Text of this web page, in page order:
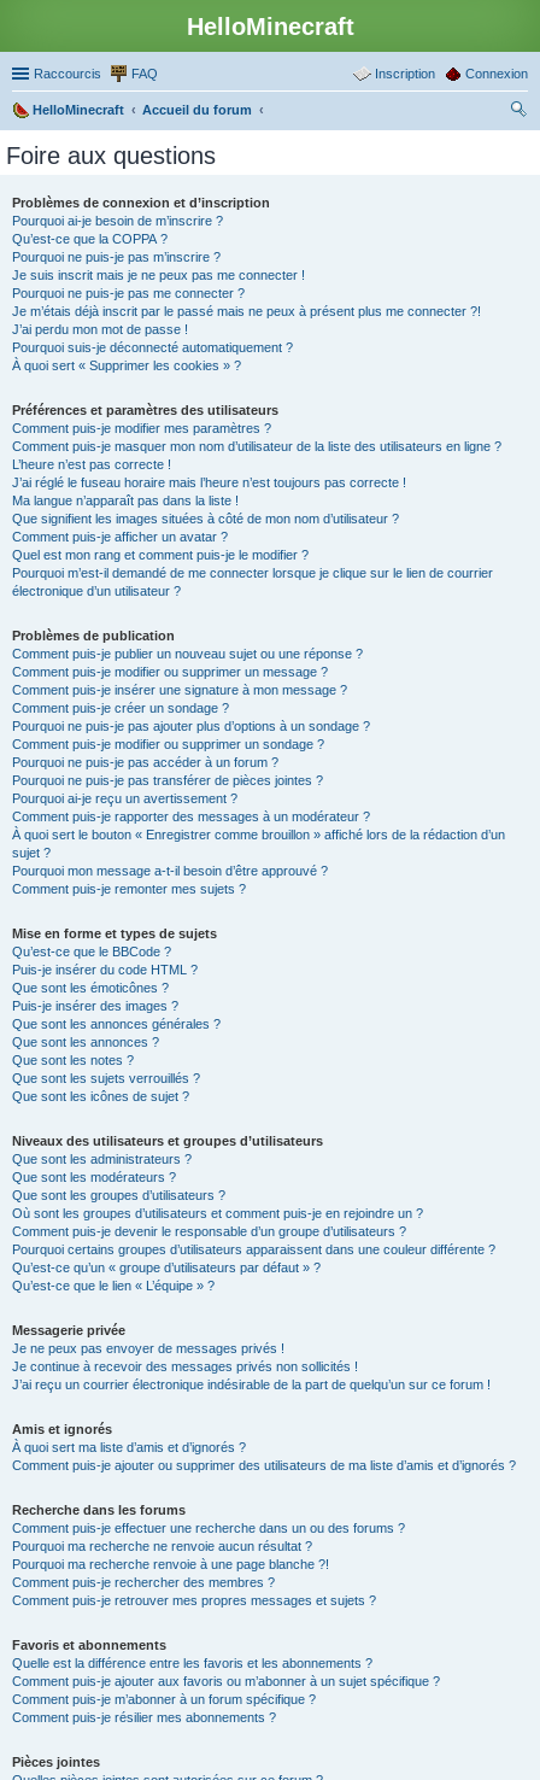
HelloMinecraft
Raccourcis FAQ Connexion
Inscription
HelloMinecraft
Accueil du forum
Foire aux questions
Problèmes de connexion et d’inscription
Pourquoi ai-je besoin de m’inscrire ?
Qu’est-ce que la COPPA ?
Pourquoi ne puis-je pas m’inscrire ?
Je suis inscrit mais je ne peux pas me connecter !
Pourquoi ne puis-je pas me connecter ?
Je m’étais déjà inscrit par le passé mais ne peux à présent plus me connecter ?!
J’ai perdu mon mot de passe !
Pourquoi suis-je déconnecté automatiquement ?
À quoi sert « Supprimer les cookies » ?
Préférences et paramètres des utilisateurs
Comment puis-je modifier mes paramètres ?
Comment puis-je masquer mon nom d’utilisateur de la liste des utilisateurs en ligne ?
L’heure n’est pas correcte !
J’ai réglé le fuseau horaire mais l’heure n’est toujours pas correcte !
Ma langue n’apparaît pas dans la liste !
Que signifient les images situées à côté de mon nom d’utilisateur ?
Comment puis-je afficher un avatar ?
Quel est mon rang et comment puis-je le modifier ?
Pourquoi m’est-il demandé de me connecter lorsque je clique sur le lien de courrier
électronique d’un utilisateur ?
Problèmes de publication
Comment puis-je publier un nouveau sujet ou une réponse ?
Comment puis-je modifier ou supprimer un message ?
Comment puis-je insérer une signature à mon message ?
Comment puis-je créer un sondage ?
Pourquoi ne puis-je pas ajouter plus d’options à un sondage ?
Comment puis-je modifier ou supprimer un sondage ?
Pourquoi ne puis-je pas accéder à un forum ?
Pourquoi ne puis-je pas transférer de pièces jointes ?
Pourquoi ai-je reçu un avertissement ?
Comment puis-je rapporter des messages à un modérateur ?
À quoi sert le bouton « Enregistrer comme brouillon » affiché lors de la rédaction d’un
sujet ?
Pourquoi mon message a-t-il besoin d’être approuvé ?
Comment puis-je remonter mes sujets ?
Mise en forme et types de sujets
Qu’est-ce que le BBCode ?
Puis-je insérer du code HTML ?
Que sont les émoticônes ?
Puis-je insérer des images ?
Que sont les annonces générales ?
Que sont les annonces ?
Que sont les notes ?
Que sont les sujets verrouillés ?
Que sont les icônes de sujet ?
Niveaux des utilisateurs et groupes d’utilisateurs
Que sont les administrateurs ?
Que sont les modérateurs ?
Que sont les groupes d’utilisateurs ?
Où sont les groupes d’utilisateurs et comment puis-je en rejoindre un ?
Comment puis-je devenir le responsable d’un groupe d’utilisateurs ?
Pourquoi certains groupes d’utilisateurs apparaissent dans une couleur différente ?
Qu’est-ce qu’un « groupe d’utilisateurs par défaut » ?
Qu’est-ce que le lien « L’équipe » ?
Messagerie privée
Je ne peux pas envoyer de messages privés !
Je continue à recevoir des messages privés non sollicités !
J’ai reçu un courrier électronique indésirable de la part de quelqu’un sur ce forum !
Amis et ignorés
À quoi sert ma liste d’amis et d’ignorés ?
Comment puis-je ajouter ou supprimer des utilisateurs de ma liste d’amis et d’ignorés ?
Recherche dans les forums
Comment puis-je effectuer une recherche dans un ou des forums ?
Pourquoi ma recherche ne renvoie aucun résultat ?
Pourquoi ma recherche renvoie à une page blanche ?!
Comment puis-je rechercher des membres ?
Comment puis-je retrouver mes propres messages et sujets ?
Favoris et abonnements
Quelle est la différence entre les favoris et les abonnements ?
Comment puis-je ajouter aux favoris ou m’abonner à un sujet spécifique ?
Comment puis-je m’abonner à un forum spécifique ?
Comment puis-je résilier mes abonnements ?
Pièces jointes